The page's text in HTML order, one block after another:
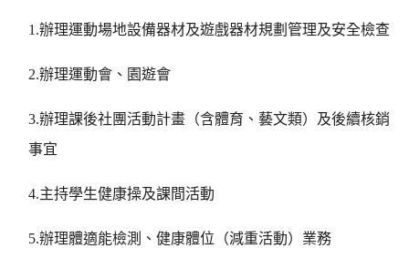
1.辦理運動場地設備器材及遊戲器材規劃管理及安全檢查
2.辦理運動會、園遊會
3.辦理課後社團活動計畫（含體育、藝文類）及後續核銷
事宜
4.主持學生健康操及課間活動
5.辦理體適能檢測、健康體位（減重活動）業務